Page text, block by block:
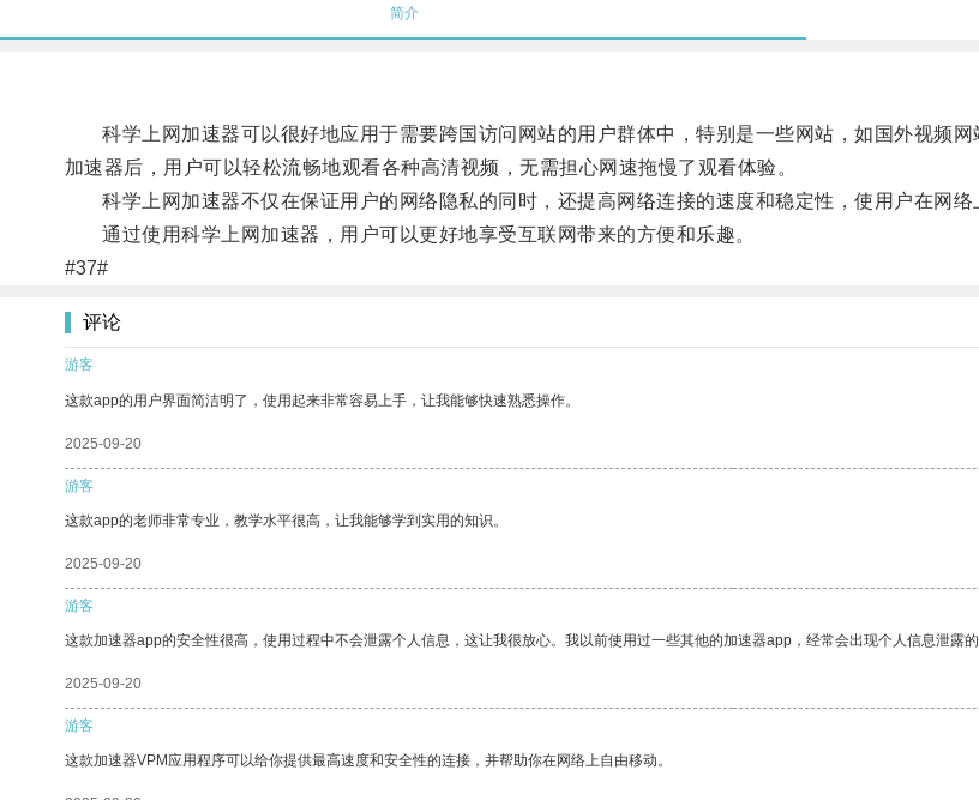
简介
科学上网加速器可以很好地应用于需要跨国访问网站的用户群体中，特别是一些网站，如国外视频网
加速器后，用户可以轻松流畅地观看各种高清视频，无需担心网速拖慢了观看体验。
科学上网加速器不仅在保证用户的网络隐私的同时，还提高网络连接的速度和稳定性，使用户在网络
通过使用科学上网加速器，用户可以更好地享受互联网带来的方便和乐趣。
#37#
评论
游客
这款app的用户界面简洁明了，使用起来非常容易上手，让我能够快速熟悉操作。
2025-09-20
游客
这款app的老师非常专业，教学水平很高，让我能够学到实用的知识。
2025-09-20
游客
这款加速器app的安全性很高，使用过程中不会泄露个人信息，这让我很放心。我以前使用过一些其他的加速器app，经常会出现个人信息泄露的
2025-09-20
游客
这款加速器VPM应用程序可以给你提供最高速度和安全性的连接，并帮助你在网络上自由移动。